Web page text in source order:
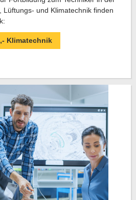
Lüftungs- und Klimatechnik finden
Klimatechnik